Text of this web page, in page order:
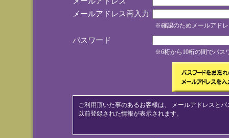
メールアドレス再入力
※確認のためメールアド
パスワード
※6桁から10桁の間でパス
ご利用頂いた事のあるお客様は、 メールアドレスと
以前登録された情報が表示されます。